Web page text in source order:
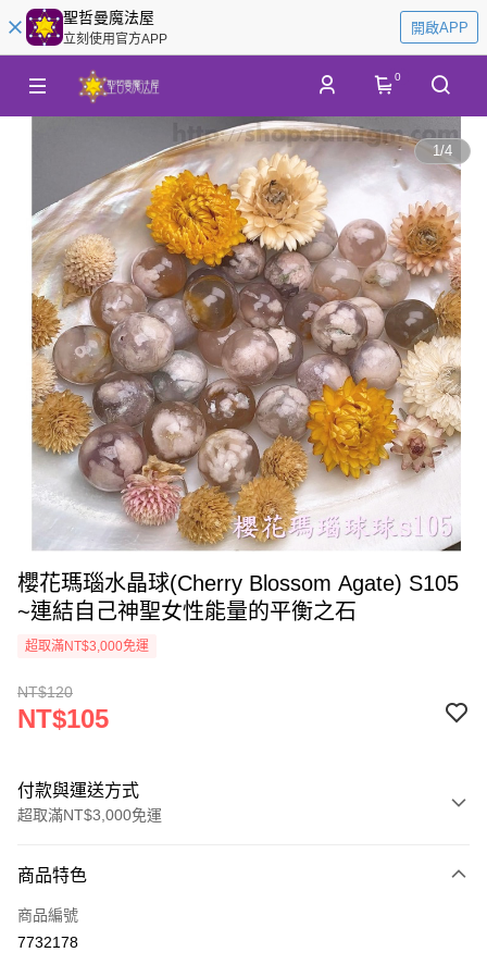
聖哲曼魔法屋
立刻使用官方APP
開啟APP
0
1/4
櫻花瑪瑙水晶球(Cherry Blossom Agate) S105
~連結自己神聖女性能量的平衡之石
超取滿NT$3,000免運
NT$120
NT$105
付款與運送方式
超取滿NT$3,000免運
信用卡一次付款
超商取貨付款
商品特色
商品編號
7732178